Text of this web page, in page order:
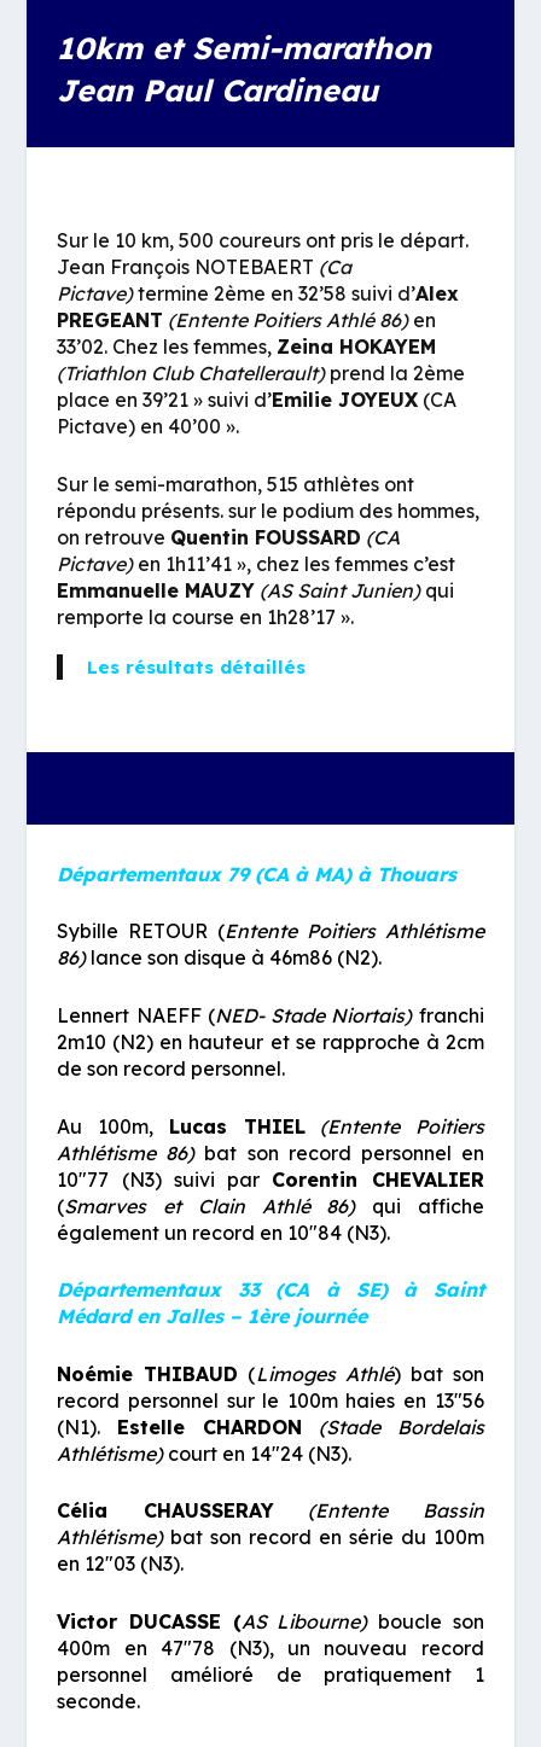
10km et Semi-marathon
Jean Paul Cardineau
Sur le 10 km, 500 coureurs ont pris le départ.
Jean François NOTEBAERT (Ca
Pictave)termine 2ème en 32’58 suivi d’Alex
PREGEANT (Entente Poitiers Athlé 86) en
33’02. Chez les femmes, Zeina HOKAYEM
(Triathlon Club Chatellerault) prend la 2ème
place en 39’21 » suivi d’Emilie JOYEUX (CA
Pictave) en 40’00 ».
Sur le semi-marathon, 515 athlètes ont
répondu présents. sur le podium des hommes,
on retrouve Quentin FOUSSARD (CA
Pictave) en 1h11’41 », chez les femmes c’est
Emmanuelle MAUZY (AS Saint Junien)qui
remporte la course en 1h28’17 ».
Les résultats détaillés
Départementaux 79 (CA à MA) à Thouars
Sybille RETOUR (Entente Poitiers Athlétisme
86) lance son disque à 46m86 (N2).
Lennert NAEFF (NED- Stade Niortais)franchi
2m10 (N2) en hauteur et se rapproche à 2cm
de son record personnel.
Au 100m, Lucas THIEL
(Entente Poitiers
Athlétisme 86) bat son record personnel en
10″77 (N3) suivi par Corentin CHEVALIER
(Smarves et Clain Athlé 86)qui affiche
également un record en 10″84 (N3).
Départementaux 33 (CA à SE) à Saint
Médard en Jalles – 1ère journée
Noémie THIBAUD (Limoges Athlé) bat son
record personnel sur le 100m haies en 13″56
(N1). Estelle CHARDON
(Stade Bordelais
Athlétisme)court en 14″24 (N3).
Célia CHAUSSERAY
(Entente Bassin
Athlétisme)bat son record en série du 100m
en 12″03 (N3).
Victor DUCASSE (AS Libourne)boucle son
400m en 47″78 (N3), un nouveau record
personnel amélioré de pratiquement 1
seconde.